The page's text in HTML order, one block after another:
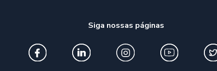
Siga nossas páginas